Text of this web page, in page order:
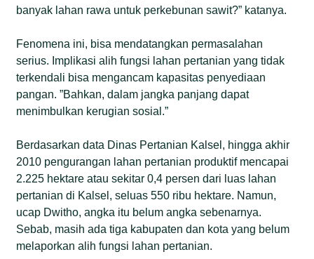
banyak lahan rawa untuk perkebunan sawit?” katanya.
Fenomena ini, bisa mendatangkan permasalahan
serius. Implikasi alih fungsi lahan pertanian yang tidak
terkendali bisa mengancam kapasitas penyediaan
pangan. ”Bahkan, dalam jangka panjang dapat
menimbulkan kerugian sosial.”
Berdasarkan data Dinas Pertanian Kalsel, hingga akhir
2010 pengurangan lahan pertanian produktif mencapai
2.225 hektare atau sekitar 0,4 persen dari luas lahan
pertanian di Kalsel, seluas 550 ribu hektare. Namun,
ucap Dwitho, angka itu belum angka sebenarnya.
Sebab, masih ada tiga kabupaten dan kota yang belum
melaporkan alih fungsi lahan pertanian.